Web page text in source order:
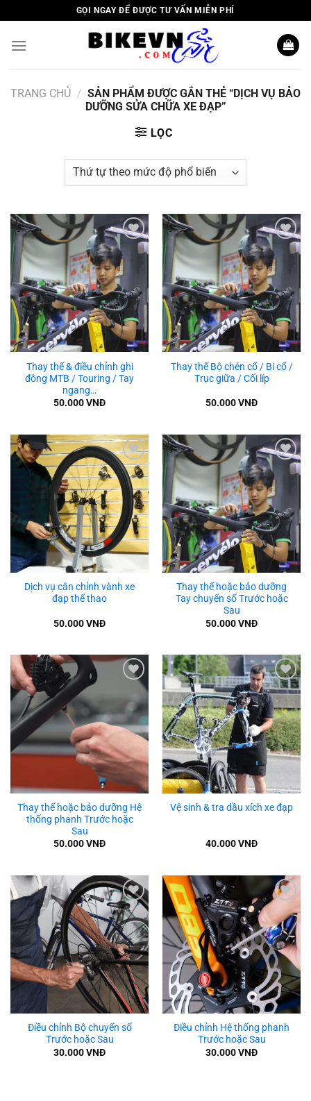
to
content
GỌI NGAY ĐỂ ĐƯỢC TƯ VẤN MIỄN PHÍ
TRANG CHỦ / SẢN PHẨM ĐƯỢC GẮN THẺ “DỊCH VỤ BẢO
DƯỠNG SỬA CHỮA XE ĐẠP”
LỌC
Add to
wishlist
Thay thế & điều chỉnh ghi
đông MTB / Touring / Tay
ngang…
50.000VNĐ
Add to
wishlist
Thay thế Bộ chén cổ / Bi cổ /
Trục giữa / Cối líp
50.000VNĐ
Add to
wishlist
Dịch vụ cân chỉnh vành xe
đạp thể thao
50.000VNĐ
Add to
wishlist
Thay thế hoặc bảo dưỡng
Tay chuyển số Trước hoặc
Sau
50.000VNĐ
wishlist
Thay thế hoặc bảo dưỡng Hệ
thống phanh Trước hoặc
Sau
50.000VNĐ
Add to
wishlist
Vệ sinh & tra dầu xích xe đạp
40.000VNĐ
Add to
wishlist
Điều chỉnh Bộ chuyển số
Trước hoặc Sau
30.000VNĐ
Add to
wishlist
Điều chỉnh Hệ thống phanh
Trước hoặc Sau
30.000VNĐ